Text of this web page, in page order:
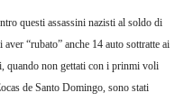
questi assassini nazisti al soldo di
“rubato” anche 14 auto sottratte ai
non gettati con i prinmi voli
de Santo Domingo, sono stati